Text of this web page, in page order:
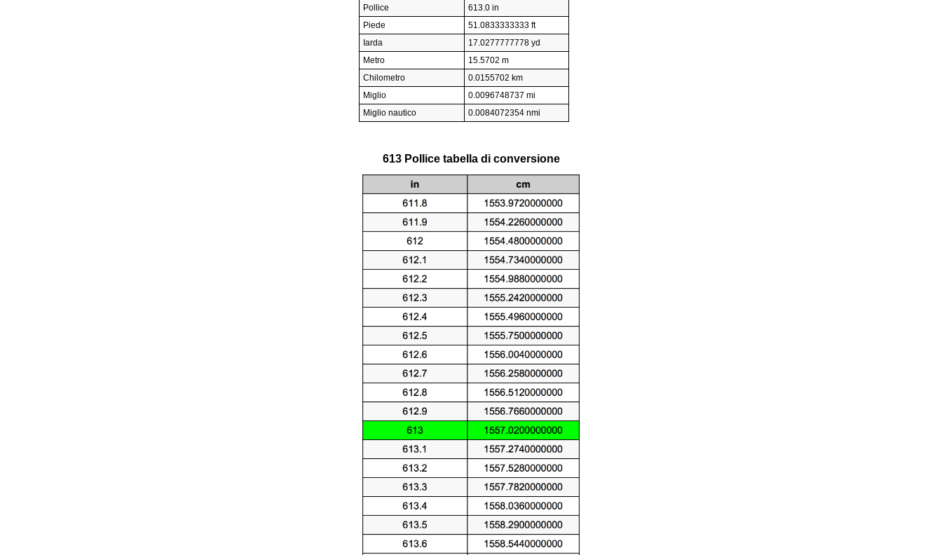
Pollice
613.0 in
Piede
51.0833333333 ft
Iarda
17.0277777778 yd
Metro
15.5702 m
Chilometro
0.0155702 km
Miglio
0.0096748737 mi
Miglio nautico
0.0084072354 nmi
613 Pollice tabella di conversione